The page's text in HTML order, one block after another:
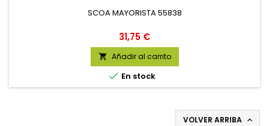
SCOA MAYORISTA 55838
Precio
31,75 €
 Añadir al carrito
 En stock
VOLVER ARRIBA 